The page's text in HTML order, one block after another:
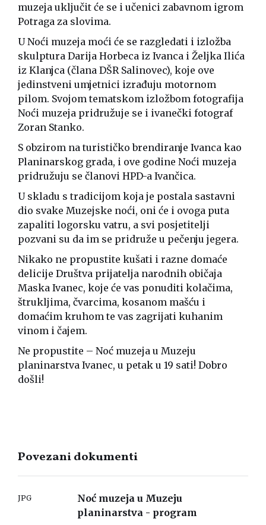
muzeja uključit će se i učenici zabavnom igrom
Potraga za slovima.
U Noći muzeja moći će se razgledati i izložba
skulptura Darija Horbeca iz Ivanca i Željka Ilića
iz Klanjca (člana DŠR Salinovec), koje ove
jedinstveni umjetnici izrađuju motornom
pilom. Svojom tematskom izložbom fotografija
Noći muzeja pridružuje se i ivanečki fotograf
Zoran Stanko.
S obzirom na turističko brendiranje Ivanca kao
Planinarskog grada, i ove godine Noći muzeja
pridružuju se članovi HPD-a Ivančica.
U skladu s tradicijom koja je postala sastavni
dio svake Muzejske noći, oni će i ovoga puta
zapaliti logorsku vatru, a svi posjetitelji
pozvani su da im se pridruže u pečenju jegera.
Nikako ne propustite kušati i razne domaće
delicije Društva prijatelja narodnih običaja
Maska Ivanec, koje će vas ponuditi kolačima,
štrukljima, čvarcima, kosanom mašću i
domaćim kruhom te vas zagrijati kuhanim
vinom i čajem.
Ne propustite – Noć muzeja u Muzeju
planinarstva Ivanec, u petak u 19 sati! Dobro
došli!
Povezani dokumenti
JPG
Noć muzeja u Muzeju
planinarstva - program